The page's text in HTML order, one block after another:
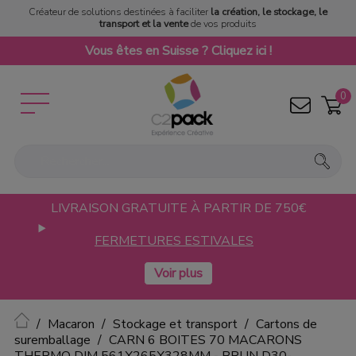
Créateur de solutions destinées à faciliter la création, le stockage, le
transport et la ventede vos produits
Vous êtes en Suisse ? Cliquez ici !
0
LIVRAISON GRATUITE À PARTIR DE 750€
FERMETURES ESTIVALES
Accueil
Macaron Stockage et transport
Cartons de
suremballage
CARN 6 BOITES 70 MACARONS